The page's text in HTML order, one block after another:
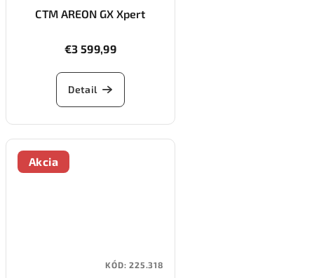
CTM AREON GX Xpert
€3 599,99
Detail
Akcia
KÓD:225.318